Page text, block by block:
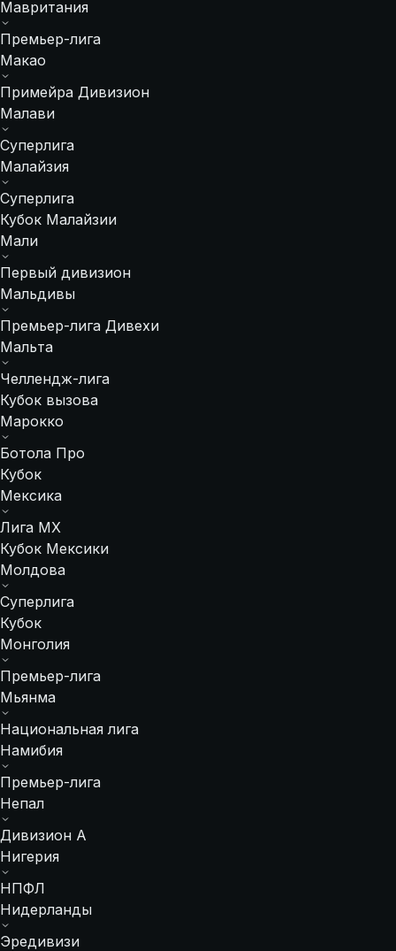
Мавритания
Премьер-лига
Макао
Примейра Дивизион
Малави
Суперлига
Малайзия
Суперлига
Кубок Малайзии
Мали
Первый дивизион
Мальдивы
Премьер-лига Дивехи
Мальта
Челлендж-лига
Кубок вызова
Марокко
Ботола Про
Кубок
Мексика
Лига МХ
Кубок Мексики
Молдова
Суперлига
Кубок
Монголия
Премьер-лига
Мьянма
Национальная лига
Намибия
Премьер-лига
Непал
Дивизион А
Нигерия
НПФЛ
Нидерланды
Эредивизи